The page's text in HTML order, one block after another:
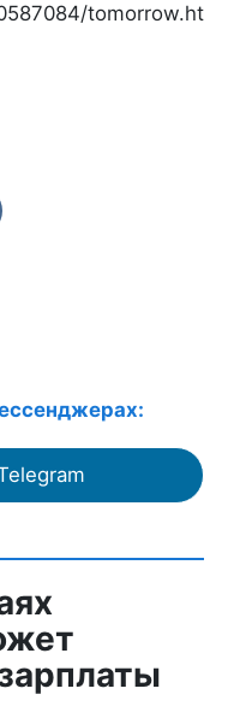
tomorrow.html